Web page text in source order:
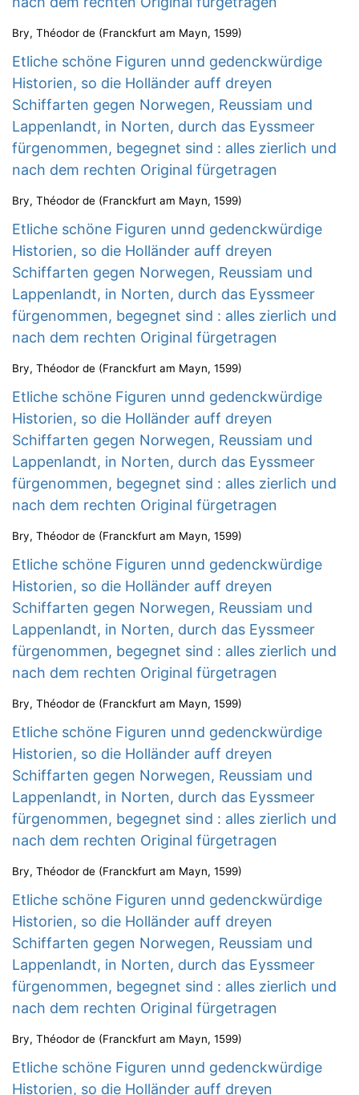
Bry, Théodor de (Franckfurt am Mayn, 1599)
Etliche schöne Figuren unnd gedenckwürdige
Historien, so die Holländer auff dreyen
Schiffarten gegen Norwegen, Reussiam und
Lappenlandt, in Norten, durch das Eyssmeer
fürgenommen, begegnet sind : alles zierlich und
nach dem rechten Original fürgetragen
Bry, Théodor de (Franckfurt am Mayn, 1599)
Etliche schöne Figuren unnd gedenckwürdige
Historien, so die Holländer auff dreyen
Schiffarten gegen Norwegen, Reussiam und
Lappenlandt, in Norten, durch das Eyssmeer
fürgenommen, begegnet sind : alles zierlich und
nach dem rechten Original fürgetragen
Bry, Théodor de (Franckfurt am Mayn, 1599)
Etliche schöne Figuren unnd gedenckwürdige
Historien, so die Holländer auff dreyen
Schiffarten gegen Norwegen, Reussiam und
Lappenlandt, in Norten, durch das Eyssmeer
fürgenommen, begegnet sind : alles zierlich und
nach dem rechten Original fürgetragen
Bry, Théodor de (Franckfurt am Mayn, 1599)
Etliche schöne Figuren unnd gedenckwürdige
Historien, so die Holländer auff dreyen
Schiffarten gegen Norwegen, Reussiam und
Lappenlandt, in Norten, durch das Eyssmeer
fürgenommen, begegnet sind : alles zierlich und
nach dem rechten Original fürgetragen
Bry, Théodor de (Franckfurt am Mayn, 1599)
Etliche schöne Figuren unnd gedenckwürdige
Historien, so die Holländer auff dreyen
Schiffarten gegen Norwegen, Reussiam und
Lappenlandt, in Norten, durch das Eyssmeer
fürgenommen, begegnet sind : alles zierlich und
nach dem rechten Original fürgetragen
Bry, Théodor de (Franckfurt am Mayn, 1599)
Etliche schöne Figuren unnd gedenckwürdige
Historien, so die Holländer auff dreyen
Schiffarten gegen Norwegen, Reussiam und
Lappenlandt, in Norten, durch das Eyssmeer
fürgenommen, begegnet sind : alles zierlich und
nach dem rechten Original fürgetragen
Bry, Théodor de (Franckfurt am Mayn, 1599)
Etliche schöne Figuren unnd gedenckwürdige
Historien, so die Holländer auff dreyen